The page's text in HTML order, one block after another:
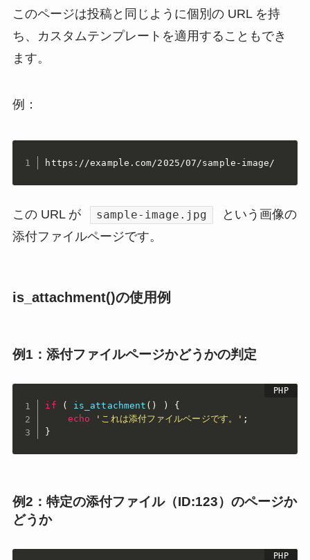
このページは投稿と同じように個別の URL を持
ち、カスタムテンプレートを適用することもでき
ます。
例：
https://example.com/2025/07/sample-image/
この URL が sample-image.jpg
という画像の
添付ファイルページです。
is_attachment()の使用例
例1：添付ファイルページかどうかの判定
if ( is_attachment ( ) )
{
echo
'これは添付ファイルページです。' ;
}
例2：特定の添付ファイル（ID:123）のページか
どうか